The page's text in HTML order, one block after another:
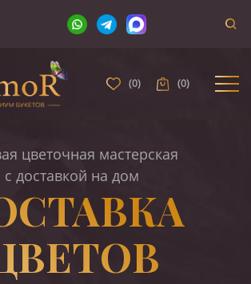
(0) (0)
цветочная мастерская
с доставкой на дом